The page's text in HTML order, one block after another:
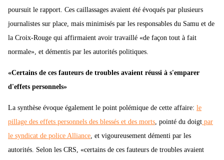
poursuit le rapport. Ces caillassages avaient été évoqués par plusieurs
journalistes sur place, mais minimisés par les responsables du Samu et de
la Croix-Rouge qui affirmaient avoir travaillé «de façon tout à fait
normale», et démentis par les autorités politiques.
«Certains de ces fauteurs de troubles avaient réussi à s'emparer
d'effets personnels»
La synthèse évoque également le point polémique de cette affaire: le
pillage des effets personnels des blessés et des morts, pointé du doigt par
le syndicat de police Alliance, et vigoureusement démenti par les
autorités. Selon les CRS, «certains de ces fauteurs de troubles avaient